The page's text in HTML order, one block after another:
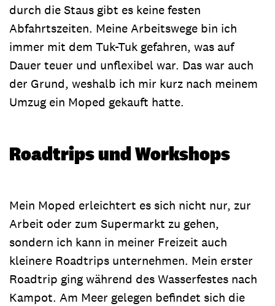
durch die Staus gibt es keine festen
Abfahrtszeiten. Meine Arbeitswege bin ich
immer mit dem Tuk-Tuk gefahren, was auf
Dauer teuer und unflexibel war. Das war auch
der Grund, weshalb ich mir kurz nach meinem
Umzug ein Moped gekauft hatte.
Roadtrips und Workshops
Mein Moped erleichtert es sich nicht nur, zur
Arbeit oder zum Supermarkt zu gehen,
sondern ich kann in meiner Freizeit auch
kleinere Roadtrips unternehmen. Mein erster
Roadtrip ging während des Wasserfestes nach
Kampot. Am Meer gelegen befindet sich die